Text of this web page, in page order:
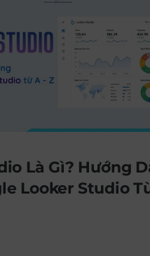
Là Gì? Hướng
Looker Studio